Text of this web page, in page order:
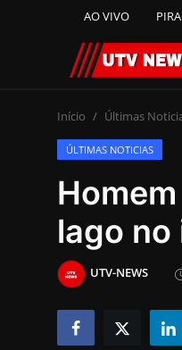
AO VIVO
AO VIVO
PIRACICABA
CAMPINAS
LIMEIRA
ESPIRITO SANTO
Economia
Início Últimas
ÚLTIMAS NOTICIAS
lago no
UTV-NEWS